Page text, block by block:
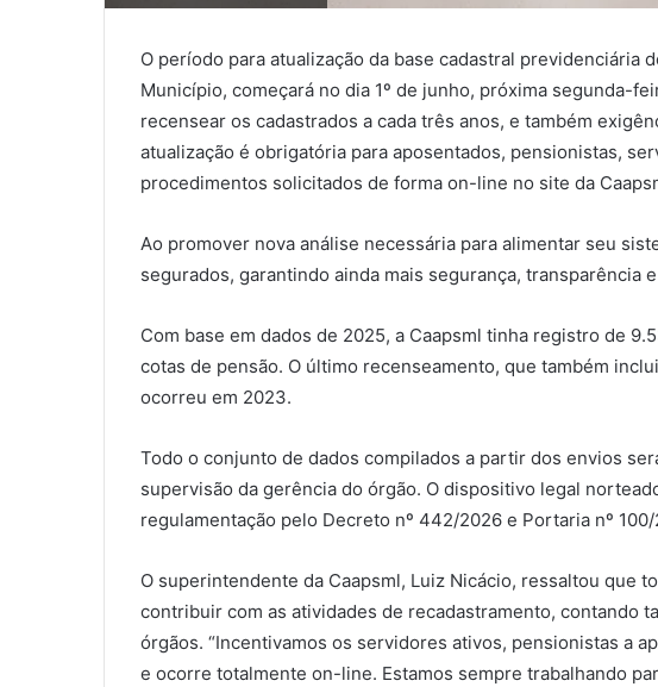
O período para atualização da base cadastral
Município, começará no dia 1º de junho, próxima segunda-
recensear os cadastrados a cada três anos, e também
atualização é obrigatória para aposentados, pensionistas,
procedimentos solicitados de forma on-line no site da
Ao promover nova análise necessária para alimentar seu
segurados, garantindo ainda mais segurança, transparência
Com base em dados de 2025, a Caapsml tinha registro de
cotas de pensão. O último recenseamento, que também
ocorreu em 2023.
Todo o conjunto de dados compilados a partir dos envios
supervisão da gerência do órgão. O dispositivo legal
regulamentação pelo Decreto nº 442/2026 e Portaria nº 100/
O superintendente da Caapsml, Luiz Nicácio, ressaltou que
contribuir com as atividades de recadastramento, contando
órgãos. “Incentivamos os servidores ativos, pensionistas a
e ocorre totalmente on-line. Estamos sempre trabalhando